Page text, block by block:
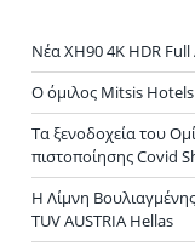
Νέα XH90 4K HDR
Ο όμιλος Mitsis Hotels
Τα ξενοδοχεία του
πιστοποίησης Covid
H Λίμνη
TUV AUSTRIA Hellas